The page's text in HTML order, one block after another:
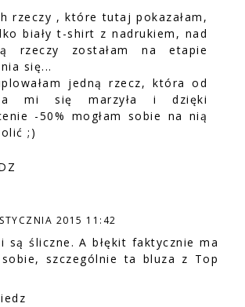
rzeczy , które tutaj pokazałam,
biały t-shirt z nadrukiem, nad
rzeczy zostałam na etapie
się...
jedną rzecz, która od
mi się marzyła i dzięki
-50% mogłam sobie na nią
;)
2015 11:42
są śliczne. A błękit faktycznie ma
szczególnie ta bluza z Top